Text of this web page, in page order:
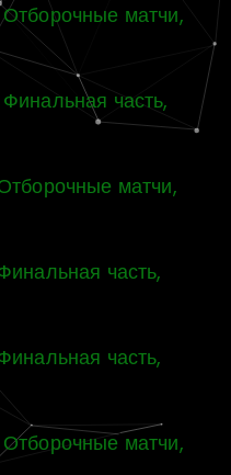
матчи,
часть,
матчи,
часть,
часть,
матчи,